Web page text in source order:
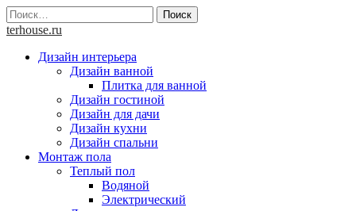
Skip
to
Найти:
terhouse.ru
Дизайн интерьера
Дизайн ванной
Плитка для ванной
Дизайн гостиной
Дизайн для дачи
Дизайн кухни
Дизайн спальни
Монтаж пола
Теплый пол
Водяной
Электрический